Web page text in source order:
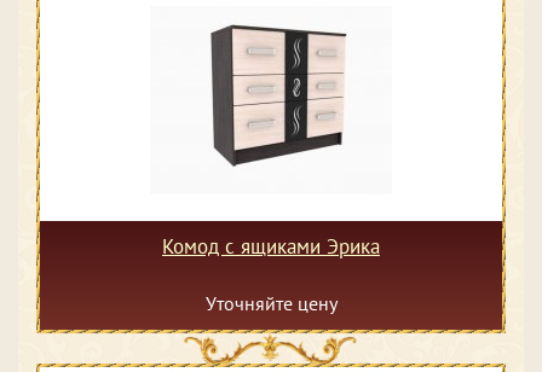
Комод с ящиками Эрика
Уточняйте цену